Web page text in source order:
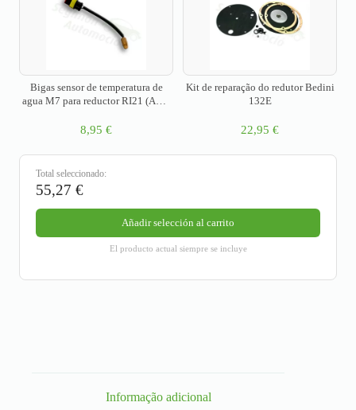
Bigas sensor de temperatura de
agua M7 para reductor RI21 (AMP
8,95 €
Kit de reparação do redutor Bedini
132E
22,95 €
Total seleccionado:
55,27 €
Añadir selección al carrito
El producto actual siempre se incluye
Informação adicional